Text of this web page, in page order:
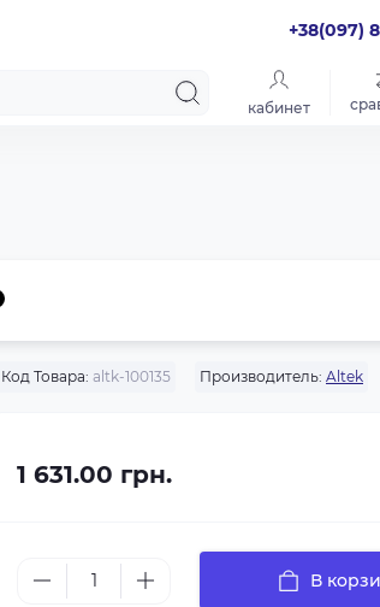
+38(097)
кабинет
Код Товара: altk-100135 Производитель: Altek
1 631.00 грн.
В